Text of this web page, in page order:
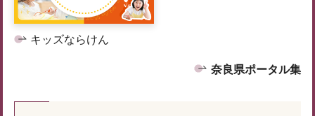
キッズならけん
奈良県ポータル集